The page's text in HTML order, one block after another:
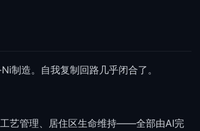
造。自我复制回路几乎闭合了。
艺管理、居住区生命维持——全部由AI完